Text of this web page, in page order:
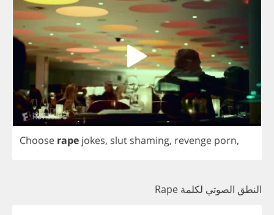
Choose rape jokes, slut shaming, revenge porn,
النطق الصوتي لكلمة Rape